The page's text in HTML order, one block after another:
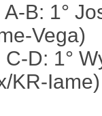
B: 1°
Vega)
D: 1°
KR-Iame)